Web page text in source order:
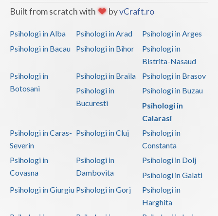
Psihoterapie- Interventie psihoterapeutica in b... (1)
Built from scratch with byvCraft.ro
Psihologi in Alba Psihologi in Arad
Psihologi in Arges
Psihologi in Bacau
Psihologi in Bihor
Psihologi in
Bistrita-Nasaud
Psihologi in
Botosani
Psihologi in Braila
Psihologi in Brasov
Psihologi in
Bucuresti
Psihologi in Buzau
Psihologi in
Calarasi
Psihologi in Caras-
Severin
Psihologi in Cluj
Psihologi in
Constanta
Psihologi in
Covasna
Psihologi in
Dambovita
Psihologi in Dolj
Psihologi in Galati
Psihologi in Giurgiu Psihologi in Gorj
Psihologi in
Harghita